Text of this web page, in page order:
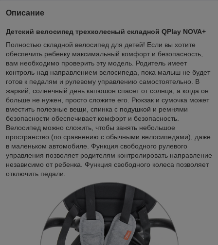
Описание
Детский велосипед трехколесный складной QPlay NOVA+
Полностью складной велосипед для детей! Если вы хотите
обеспечить ребенку максимальный комфорт и безопасность,
вам необходимо проверить эту модель. Родитель имеет
контроль над направлением велосипеда, пока малыш не будет
готов к педалям и рулевому управлению самостоятельно. В
жаркий, солнечный день капюшон спасет от солнца, а когда он
больше не нужен, просто сложите его. Рюкзак и сумочка может
вместить полезные вещи, спинка с подушкой и ремнями
безопасности обеспечивает комфорт и безопасность.
Велосипед можно сложить, чтобы занять небольшое
пространство (по сравнению с обычными велосипедами), даже
в маленьком автомобиле. Функция свободного рулевого
управления позволяет родителям контролировать направление
независимо от ребенка. Функция свободного колеса позволяет
отключить педали.